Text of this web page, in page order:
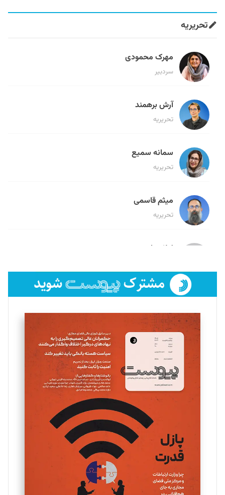
تحریریه
مهرک محمودی
سردبیر
آرش برهمند
تحریریه
سمانه سمیع
تحریریه
میثم قاسمی
تحریریه
لیلا حنارود
فائزه فتحی رستمی
تحریریه
سروش کرمیان
تحریریه
مینا پاکدل
یسنا امان‌پور
تحریریه
ملینا جعفری